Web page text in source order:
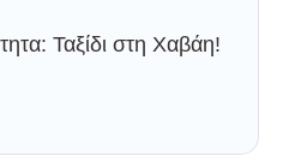
Ταξίδι στη Χαβάη!